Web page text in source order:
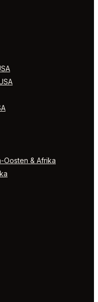
Oosten & Afrika